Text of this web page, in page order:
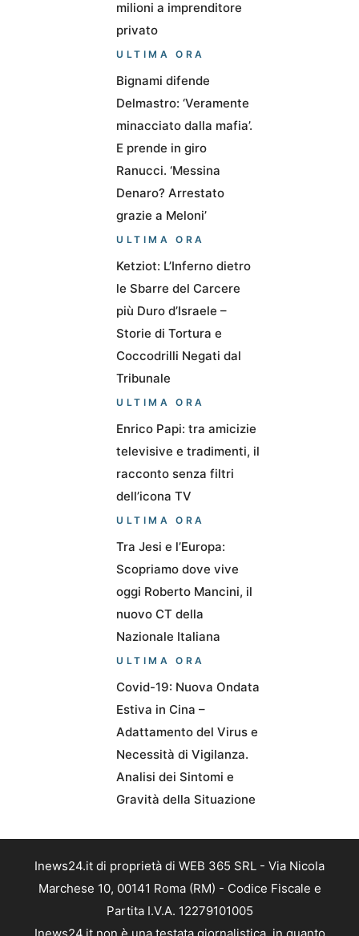
milioni a imprenditore
privato
ULTIMA ORA
Bignami difende
Delmastro: ‘Veramente
minacciato dalla mafia’.
E prende in giro
Ranucci. ‘Messina
Denaro? Arrestato
grazie a Meloni’
ULTIMA ORA
Ketziot: L’Inferno dietro
le Sbarre del Carcere
più Duro d’Israele –
Storie di Tortura e
Coccodrilli Negati dal
Tribunale
ULTIMA ORA
Enrico Papi: tra amicizie
televisive e tradimenti, il
racconto senza filtri
dell’icona TV
ULTIMA ORA
Tra Jesi e l’Europa:
Scopriamo dove vive
oggi Roberto Mancini, il
nuovo CT della
Nazionale Italiana
ULTIMA ORA
Covid-19: Nuova Ondata
Estiva in Cina –
Adattamento del Virus e
Necessità di Vigilanza.
Analisi dei Sintomi e
Gravità della Situazione
Inews24.it di proprietà di WEB 365 SRL - Via Nicola
Marchese 10, 00141 Roma (RM) - Codice Fiscale e
Partita I.V.A. 12279101005